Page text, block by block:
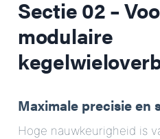
Sectie 02 –
modulaire
Maximale precisie en
Hoge nauwkeurigheid is